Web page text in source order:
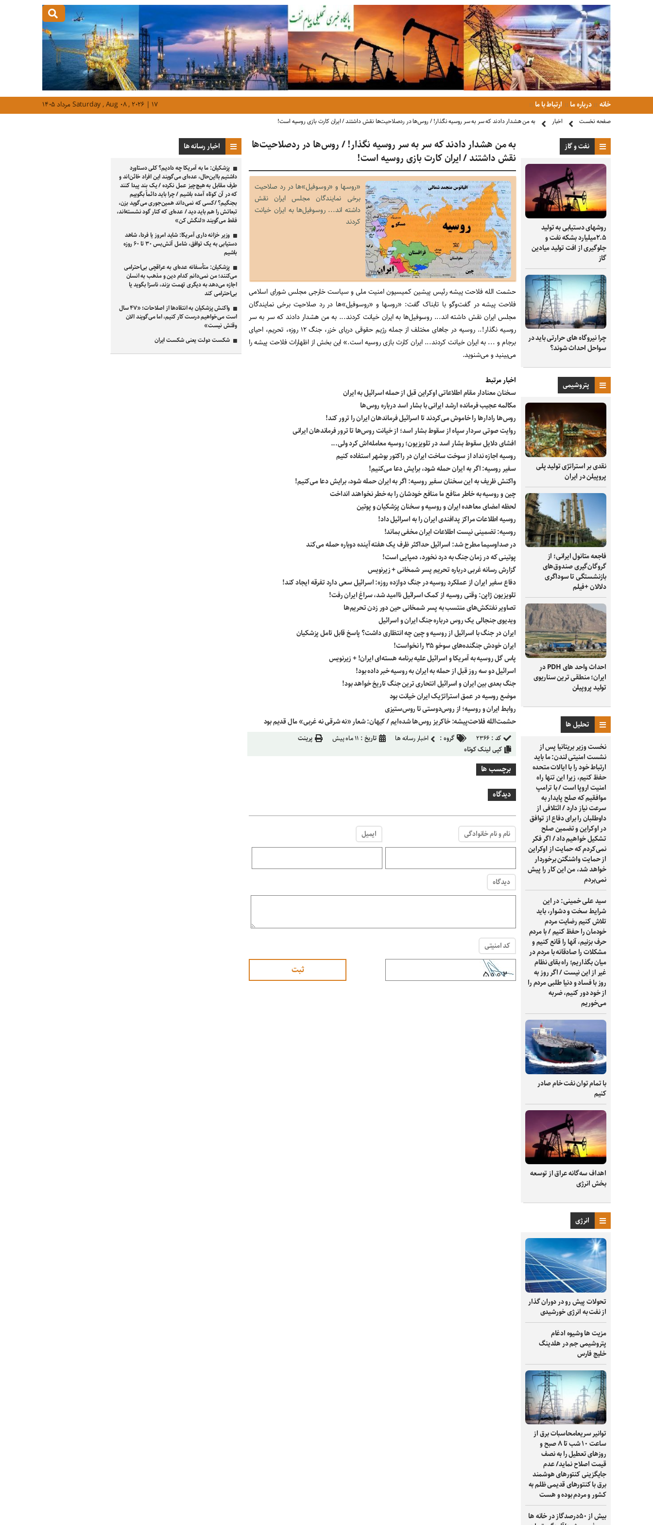
خانه درباره ما ارتباط با ما Saturday , Aug ۰۸ , ۲۰۲۶ | ۱۷ مرداد ۱۴۰۵
صفحه نخست اخبار به من هشدار دادند که سر به سر روسیه نگذار! / روس‌ها در ردصلاحیت‌ها نقش داشتند / ایران کارت بازی‌ روسیه است!
نفت و گاز
روشهای دستیابی به تولید
۲.۵میلیارد بشکه نفت و
جلوگیری از افت تولید میادین
گاز
چرا نیروگاه‌ های حرارتی باید در
سواحل احداث شوند؟
پتروشیمی
نقدی بر استراتژی تولید پلی
پروپیلن در ایران
فاجعه متانول ایرانی؛ از
گروگان‌گیری صندوق‌های
بازنشستگی تا سوداگری
دلالان +فیلم
احداث واحد های PDH در
ایران؛ منطقی ترین سناریوی
تولید پروپیلن
تحلیل ها
نخست وزیر بریتانیا پس از
نشست امنیتی لندن: ما باید
ارتباط خود را با ایالات متحده
حفظ کنیم، زیرا این تنها راه
امنیت اروپا است / با ترامپ
موافقیم که صلح پایدار به
سرعت نیاز دارد / ائتلافی از
داوطلبان را برای دفاع از توافق
در اوکراین و تضمین صلح
تشکیل خواهیم داد / اگر فکر
نمی‌کردم که حمایت از اوکراین
از حمایت واشنگتن برخوردار
خواهد شد، من این کار را پیش
نمی‌بردم
سید علی خمینی: در این
شرایط سخت و دشوار، باید
تلاش کنیم رضایت مردم
خودمان را حفظ کنیم / با مردم
حرف بزنیم، آنها را قانع کنیم و
مشکلات را صادقانه با مردم در
میان بگذاریم؛ راه بقای نظام
غیر از این نیست / اگر روز به
روز با فساد و دنیا طلبی مردم را
از خود دور کنیم، ضربه
می‌خوریم
با تمام توان نفت خام صادر
کنیم
اهداف سه‌گانه عراق از توسعه
بخش انرژی
انرژی
تحولات پیش رو در دوران گذار
از نفت به انرژی خورشیدی
مزیت ها وشیوه ادغام
پتروشیمی جم در هلدینگ
خلیج فارس
توانیر سریعامحاسبات برق از
ساعت ۱۰ شب تا ۸ صبح و
روزهای تعطیل را به نصف
قیمت اصلاح نماید/ عدم
جایگزینی کنتورهای هوشمند
برق با کنتورهای قدیمی ظلم به
کشور و مردم بوده و هست
بیش از ۵۰درصدگاز در خانه ها
به من هشدار دادند که سر به سر روسیه نگذار! / روس‌ها در ردصلاحیت‌ها
نقش داشتند / ایران کارت بازی‌ روسیه است!
«روسها و «روسوفیل»ها در رد صلاحیت
برخی نمایندگان مجلس ایران نقش
داشته اند... روسوفیل‌ها به ایران خیانت
کردند
حشمت الله فلاحت پیشه رئیس پیشین کمیسیون امنیت ملی و سیاست خارجی مجلس شورای اسلامی
فلاحت پیشه در گفت‌وگو با تابناک گفت: «روسها و «روسوفیل»ها در رد صلاحیت برخی نمایندگان
مجلس ایران نقش داشته اند... روسوفیل‌ها به ایران خیانت کردند... به من هشدار دادند که سر به سر
روسیه نگذار!.. روسیه در جاهای مختلف از جمله رژیم حقوقی دریای خزر، جنگ ۱۲ روزه، تحریم، احیای
برجام و ... به ایران خیانت کردند... ایران کارت بازی روسیه است.» این بخش از اظهارات فلاحت پیشه را
می‌بینید و می‌شنوید.
اخبار مرتبط
سخنان معنادار مقام اطلاعاتی اوکراین قبل از حمله اسرائیل به ایران
مکالمه عجیب فرمانده ارشد ایرانی با بشار اسد درباره روس‌ها
روس‌ها رادارها را خاموش می‌کردند تا اسرائیل فرماندهان ایران را ترور کند!
روایت صوتی سردار سپاه از سقوط بشار اسد؛ از خیانت روس‌ها تا ترور فرماندهان ایرانی
افشای دلایل سقوط بشار اسد در تلویزیون؛ روسیه معامله‌اش کرد ولی...
روسیه اجازه نداد از سوخت ساخت ایران در راکتور بوشهر استفاده کنیم
سفیر روسیه: اگر به ایران حمله شود، برایش دعا می‌کنیم!
واکنش ظریف به این سخنان سفیر روسیه: اگر به ایران حمله شود، برایش دعا می‌کنیم!
چین و روسیه به خاطر منافع ما منافع خودشان را به خطر نخواهند انداخت
لحظه امضای معاهده ایران و روسیه و سخنان پزشکیان و پوتین
روسیه اطلاعات مراکز پدافندی ایران را به اسرائیل داد!
روسیه: تضمینی نیست اطلاعات ایران مخفی بماند!
در صداوسیما مطرح شد: اسرائیل حداکثر ظرف یک هفته آینده دوباره حمله می‌کند
پوتینی که در زمان جنگ به درد نخورد، دمپایی است!
گزارش رسانه‌ غربی درباره تحریم پسر شمخانی + زیرنویس
دفاع سفیر ایران از عملکرد روسیه در جنگ دوازده روزه: اسرائیل سعی دارد تفرقه ایجاد کند!
تلویزیون ژاپن: وقتی روسیه از کمک اسرائیل ناامید شد، سراغ ایران رفت!
تصاویر نفتکش‌های منتسب به پسر شمخانی حین دور زدن تحریم‌ها
ویدیوی جنجالی یک روس درباره جنگ ایران و اسرائیل
ایران در جنگ با اسرائیل از روسیه و چین چه انتظاری داشت؟ پاسخ قابل تامل پزشکیان
ایران خودش جنگنده‌های سوخو ۳۵ را نخواست!
پاس گل روسیه به آمریکا و اسرائیل علیه برنامه هسته‌ای ایران! + زیرنویس
اسرائیل دو سه روز قبل از حمله به ایران به روسیه خبر داده بود!
جنگ بعدی بین ایران و اسرائیل انتحاری ترین جنگ تاریخ خواهد بود!
موضع روسیه در عمق استراتژیک ایران خیانت بود
روابط ایران و روسیه؛ از روس‌دوستی تا روس‌ستیزی
حشمت‌الله فلاحت‌پیشه: خاکریز روس‌ها شده‌ایم / کیهان: شعار «نه شرقی نه غربی» مال قدیم بود
کد : ۲۳۶۶ گروه : اخبار رسانه ها تاریخ : ۱۱ ماه پیش
پرینت
کپی لینک کوتاه
برچسب ها
دیدگاه
نام و نام خانوادگی ایمیل
دیدگاه
کد امنیتی
اخبار رسانه ها
پزشکیان: ما به آمریکا چه دادیم؟ کلی دستاورد
داشتیم بااین‌حال، عده‌ای می‌گویند این افراد خائن‌اند و
طرف مقابل به هیچ‌چیز عمل نکرده / یک بند پیدا کنند
که در آن کوتاه آمده باشیم / چرا باید دائماً بگوییم
بجنگیم؟ /کسی که نمی‌داند همین‌جوری می‌گوید بزن،
تبعاتش را هم باید دید / عده‌ای که کنار گود نشسته‌اند،
فقط می‌گویند «لنگش کن»
وزیر خزانه داری آمریکا: شاید امروز یا فردا، شاهد
دستیابی به یک توافق، شامل آتش‌بس ۳۰ تا ۶۰ روزه
باشیم
پزشکیان: متأسفانه عده‌ای به عراقچی بی‌احترامی
می‌کنند؛ من نمی‌دانم کدام دین و مذهب به انسان
اجازه می‌دهد به دیگری تهمت بزند، ناسزا بگوید یا
بی‌احترامی کند
واکنش پزشکیان به انتقادها از اصلاحات؛ «۴۷ سال
است می‌خواهیم درست کار کنیم، اما می‌گویند الان
وقتش نیست»
شکست دولت یعنی شکست ایران